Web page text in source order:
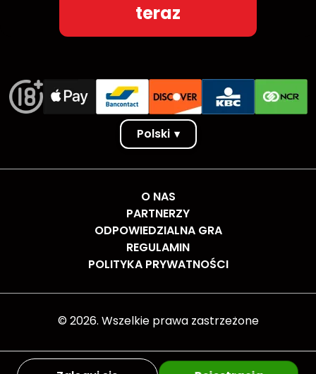
teraz
Polski ▾
O NAS
PARTNERZY
ODPOWIEDZIALNA GRA
REGULAMIN
POLITYKA PRYWATNOŚCI
© 2026. Wszelkie prawa zastrzeżone